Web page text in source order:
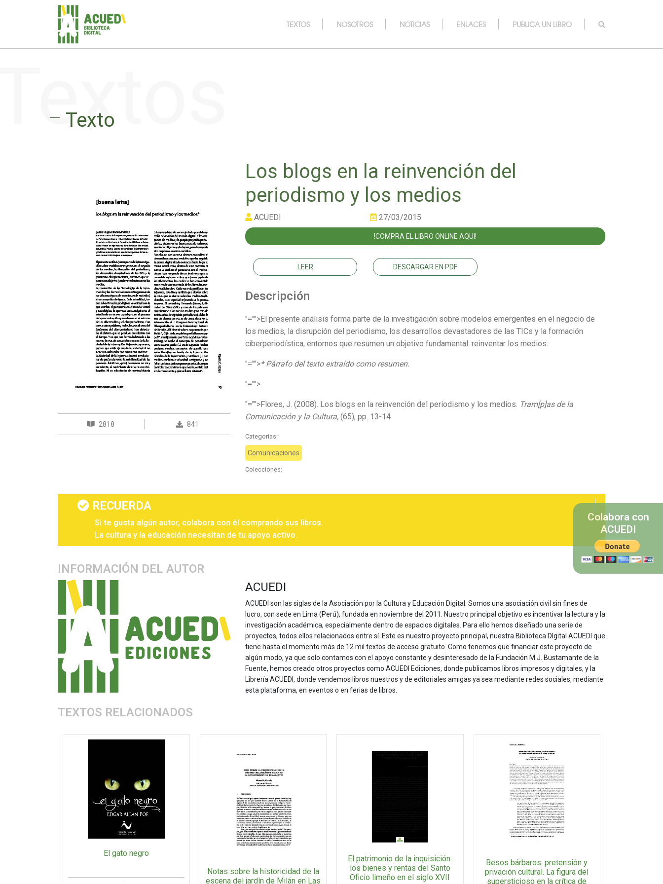
TEXTOS NOSOTROS NOTICIAS ENLACES PUBLICA UN LIBRO
Texto
2818 841
Los blogs en la reinvención del
periodismo y los medios
ACUEDI 27/03/2015
!COMPRA EL LIBRO ONLINE AQUI!
LEER DESCARGAR EN PDF
Descripción
"="">El presente análisis forma parte de la investigación sobre modelos emergentes en el negocio de
los medios, la disrupción del periodismo, los desarrollos devastadores de las TICs y la formación
ciberperiodística, entornos que resumen un objetivo fundamental: reinventar los medios.
"="">* Párrafo del texto extraído como resumen.
"="">
"="">Flores, J. (2008). Los blogs en la reinvención del periodismo y los medios. Tram[p]as de la
Comunicación y la Cultura, (65), pp. 13-14
Categorias:
Comunicaciones
Colecciones:
RECUERDA
Si te gusta algún autor, colabora con él comprando sus libros.
La cultura y la educación necesitan de tu apoyo activo.
INFORMACIÓN DEL AUTOR
ACUEDI
ACUEDI son las siglas de la Asociación por la Cultura y Educación Digital. Somos una asociación civil sin fines de
lucro, con sede en Lima (Perú), fundada en noviembre del 2011. Nuestro principal objetivo es incentivar la lectura y la
investigación académica, especialmente dentro de espacios digitales. Para ello hemos diseñado una serie de
proyectos, todos ellos relacionados entre sí. Este es nuestro proyecto principal, nuestra Biblioteca DIgital ACUEDI que
tiene hasta el momento más de 12 mil textos de acceso gratuito. Como tenemos que financiar este proyecto de
algún modo, ya que solo contamos con el apoyo constante y desinteresado de la Fundación M.J. Bustamante de la
Fuente, hemos creado otros proyectos como ACUEDI Ediciones, donde publicamos libros impresos y digitales, y la
Librería ACUEDI, donde vendemos libros nuestros y de editoriales amigas ya sea mediante redes sociales, mediante
esta plataforma, en eventos o en ferias de libros.
TEXTOS RELACIONADOS
El gato negro
Notas sobre la historicidad de la
escena del jardín de Milán en Las
El patrimonio de la inquisición:
los bienes y rentas del Santo
Oficio limeño en el siglo XVII
Besos bárbaros: pretensión y
privación cultural. La figura del
supersticioso en la crítica de
Colabora con
ACUEDI